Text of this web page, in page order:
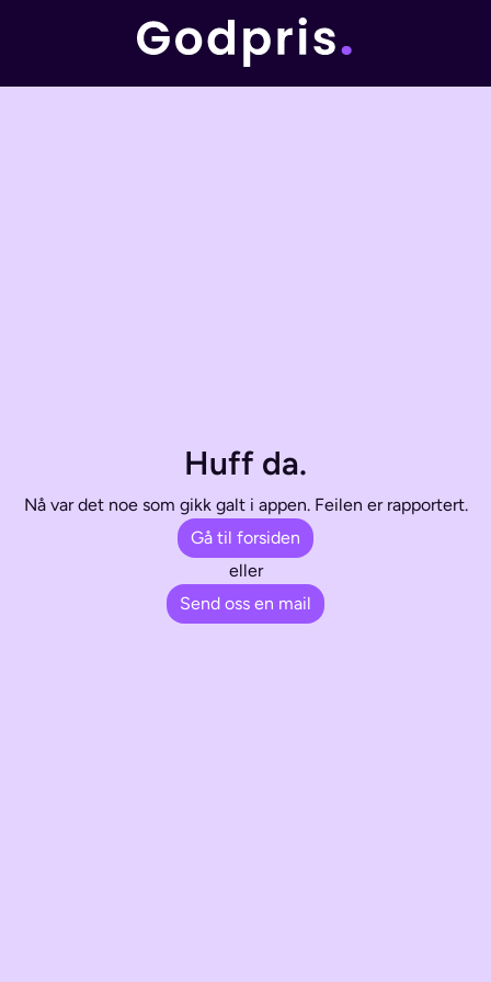
Huff da.
Nå var det noe som gikk galt i appen. Feilen er rapportert.
Gå til forsiden
eller
Send oss en mail